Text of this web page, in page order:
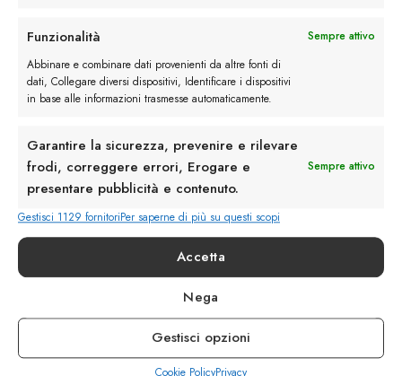
Funzionalità
Sempre attivo
Abbinare e combinare dati provenienti da altre fonti di
dati, Collegare diversi dispositivi, Identificare i dispositivi
in base alle informazioni trasmesse automaticamente.
Garantire la sicurezza, prevenire e rilevare
frodi, correggere errori, Erogare e
presentare pubblicità e contenuto.
Sempre attivo
Gestisci 1129 fornitoriPer saperne di più su questi scopi
Accetta
Nega
Gestisci opzioni
Cookie PolicyPrivacy
possono essere indossate con abiti formali
per eventi speciali, con completi per l’ufficio
o con outfit casual per il tempo libero.
consente di trovare la combinazione perfetta per
ogni occasione. Inoltre, le stringate brogue
possono essere abbinate a pantaloni classici, jeans
o addirittura pantaloni cargo, dimostrando la loro
adattabilità e versatilità senza pari.